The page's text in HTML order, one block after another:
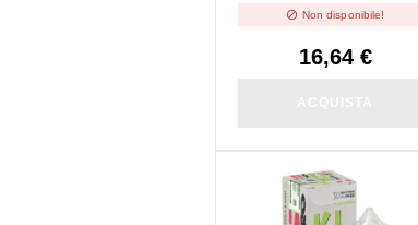
 Non disponibile!
16,64 €
NON DISPONIBILE